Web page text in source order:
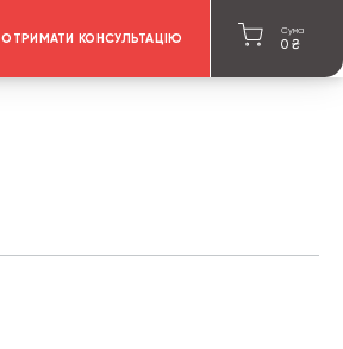
ОТРИМАТИ КОНСУЛЬТАЦІЮ
Сума
0 ₴